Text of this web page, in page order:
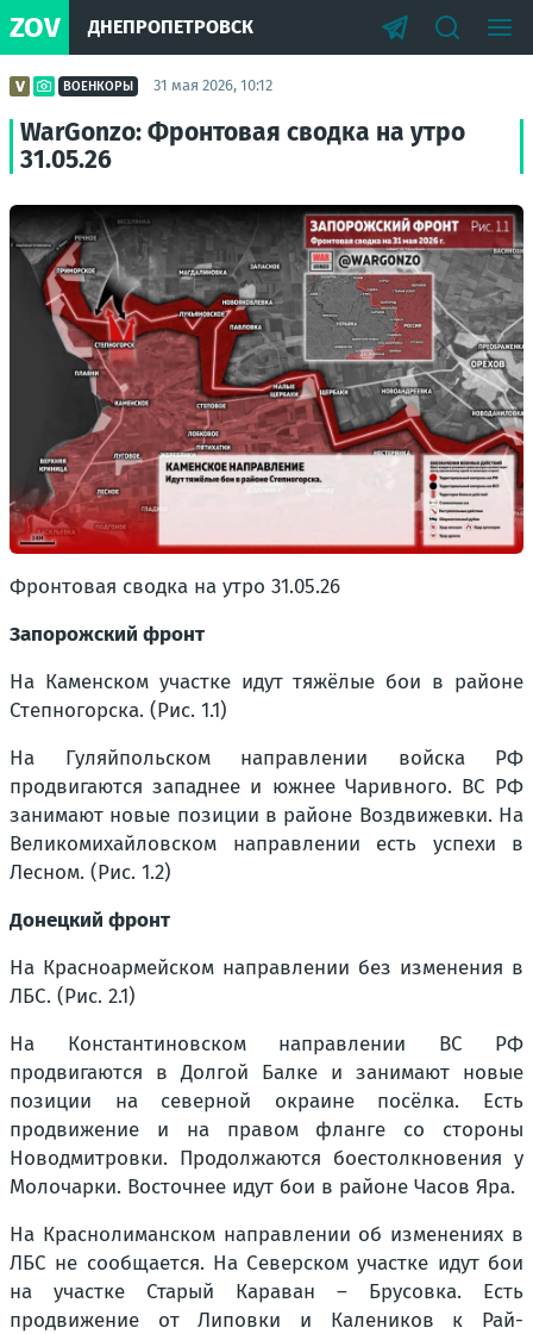
ZOV ДНЕПРОПЕТРОВСК
ВОЕНКОРЫ 31 мая 2026, 10:12
WarGonzo: Фронтовая сводка на утро
31.05.26
Фронтовая сводка на утро 31.05.26
Запорожский фронт
На Каменском участке идут тяжёлые бои в районе
Степногорска. (Рис. 1.1)
На Гуляйпольском направлении войска РФ
продвигаются западнее и южнее Чаривного. ВС РФ
занимают новые позиции в районе Воздвижевки. На
Великомихайловском направлении есть успехи в
Лесном. (Рис. 1.2)
Донецкий фронт
На Красноармейском направлении без изменения в
ЛБС. (Рис. 2.1)
На Константиновском направлении ВС РФ
продвигаются в Долгой Балке и занимают новые
позиции на северной окраине посёлка. Есть
продвижение и на правом фланге со стороны
Новодмитровки. Продолжаются боестолкновения у
Молочарки. Восточнее идут бои в районе Часов Яра.
На Краснолиманском направлении об изменениях в
ЛБС не сообщается. На Северском участке идут бои
на участке Старый Караван – Брусовка. Есть
продвижение от Липовки и Калеников к Рай-